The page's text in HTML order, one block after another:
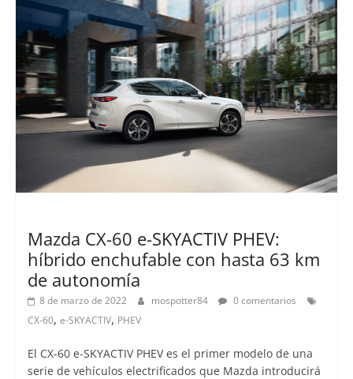
Mazda CX-60 e-SKYACTIV PHEV:
híbrido enchufable con hasta 63 km
de autonomía
8 de marzo de 2022 mospotter84
0 comentarios
CX-60, e-SKYACTIV, PHEV
El CX-60 e-SKYACTIV PHEV es el primer modelo de una
serie de vehículos electrificados que Mazda introducirá